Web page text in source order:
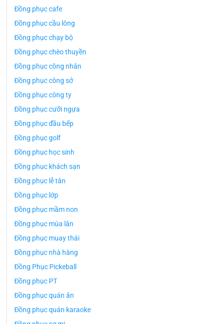
Đồng phục cafe
Đồng phục cầu lông
Đồng phục chạy bộ
Đồng phục chèo thuyền
Đồng phục công nhân
Đồng phục công sở
Đồng phục công ty
Đồng phục cưỡi ngựa
Đồng phục đầu bếp
Đồng phục golf
Đồng phục học sinh
Đồng phục khách sạn
Đồng phục lễ tân
Đồng phục lớp
Đồng phục mầm non
Đồng phục múa lân
Đồng phục muay thái
Đồng phục nhà hàng
Đồng Phục Pickeball
Đồng phục PT
Đồng phục quán ăn
Đồng phục quán karaoke